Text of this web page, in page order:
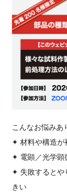
新規登録
イベント
インタビュー・
ニュース・掲示板
LINK-Jを知る
こんなお悩みあ
✦ 材料や構造が
✦ 電顕／光学顕
✦ 失敗するとや
きい